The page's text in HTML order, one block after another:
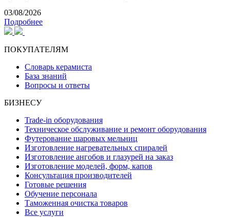
03/08/2026
Подробнее
ПОКУПАТЕЛЯМ
Словарь керамиста
База знаний
Вопросы и ответы
БИЗНЕСУ
Trade-in оборудования
Техническое обслуживание и ремонт оборудования
Футерование шаровых мельниц
Изготовление нагревательных спиралей
Изготовление ангобов и глазурей на заказ
Изготовление моделей, форм, капов
Консультация производителей
Готовые решения
Обучение персонала
Таможенная очистка товаров
Все услуги